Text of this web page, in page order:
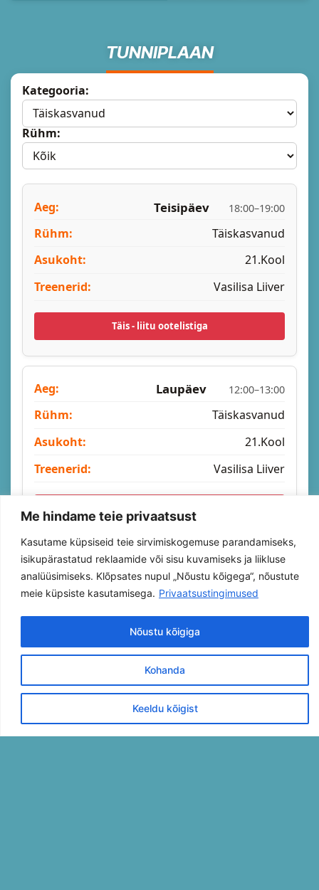
Me hindame teie privaatsust
Kasutame küpsiseid teie sirvimiskogemuse parandamiseks,
isikupärastatud reklaamide või sisu kuvamiseks ja liikluse
analüüsimiseks. Klõpsates nupul „Nõustu kõigega“, nõustute
meie küpsiste kasutamisega. Privaatsustingimused
Kohanda
Keeldu kõigist
Nõustu kõigiga
TUNNIPLAAN
Kategooria:
Rühm:
Teisipäev 18:00–19:00
Täiskasvanud
21.Kool
Vasilisa Liiver
Täis - liitu ootelistiga
Laupäev 12:00–13:00
Täiskasvanud
21.Kool
Vasilisa Liiver
Täis - liitu ootelistiga